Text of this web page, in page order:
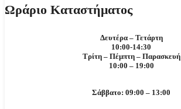
Ωράριο Καταστήματος
Δευτέρα – Τετάρτη
10:00-14:30
Τρίτη – Πέμπτη – Παρασκευή
10:00 – 19:00
Σάββατο: 09:00 – 13:00